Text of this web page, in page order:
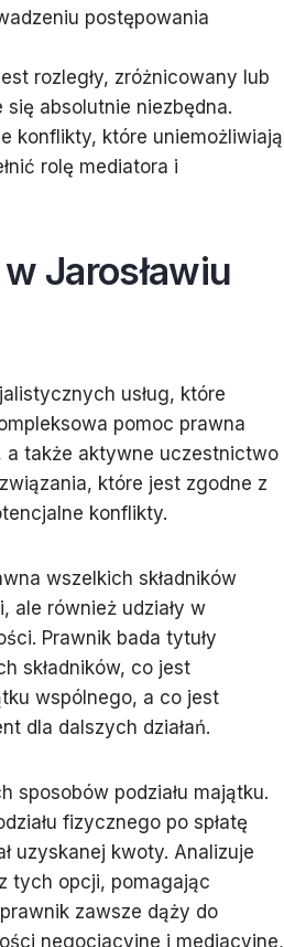
postępowania
rozległy, zróżnicowany lub
absolutnie niezbędna.
konflikty, które uniemożliwiają
rolę mediatora i
Jarosławiu
usług, które
pomoc prawna
a także aktywne uczestnictwo
które jest zgodne z
konflikty.
wszelkich składników
ale również udziały w
Prawnik bada tytuły
składników, co jest
wspólnego, a co jest
dla dalszych działań.
sposobów podziału majątku.
fizycznego po spłatę
uzyskanej kwoty. Analizuje
tych opcji, pomagając
zawsze dąży do
negocjacyjne i mediacyjne,